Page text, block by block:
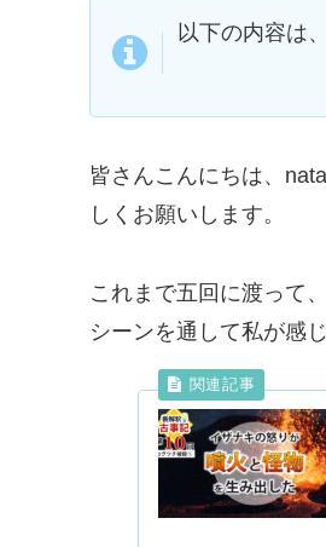
以下の内容は
皆さんこんにちは、
しくお願いします。
これまで五回に渡って
シーンを通して私が感じ